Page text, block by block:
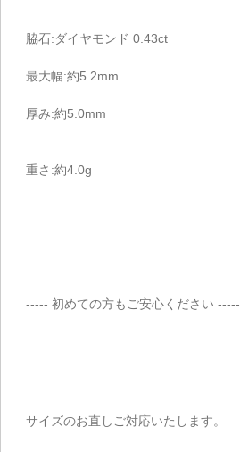
脇石:ダイヤモンド 0.43ct
最大幅:約5.2mm
厚み:約5.0mm
重さ:約4.0g
----- 初めての方もご安心ください -----
サイズのお直しご対応いたします。